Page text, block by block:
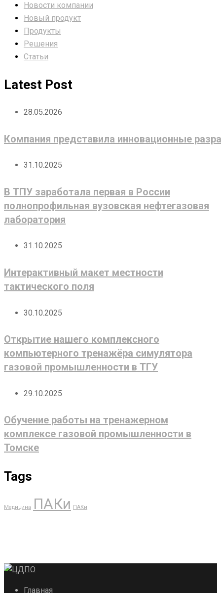
Новости компании
Новый продукт
Продукты
Решения
Статьи
Latest Post
28.05.2026
Компания представила инновационные
31.10.2025
В ТПУ заработала первая в России
полнопрофильная вузовская нефтегазовая
лаборатория
31.10.2025
Интерактивный макет местности
тактического поля
30.10.2025
Открытие нашего комплексного
компьютерного тренажёра симулятора
газовой промышленности в ТГУ
29.10.2025
Обучение работы на тренажерном
комплексе газовой промышленности в
Томске
Tags
Медицина ПАКи ПАКи
Главная